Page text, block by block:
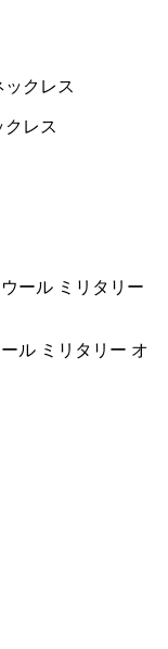
レス
ル ミリタリー オ